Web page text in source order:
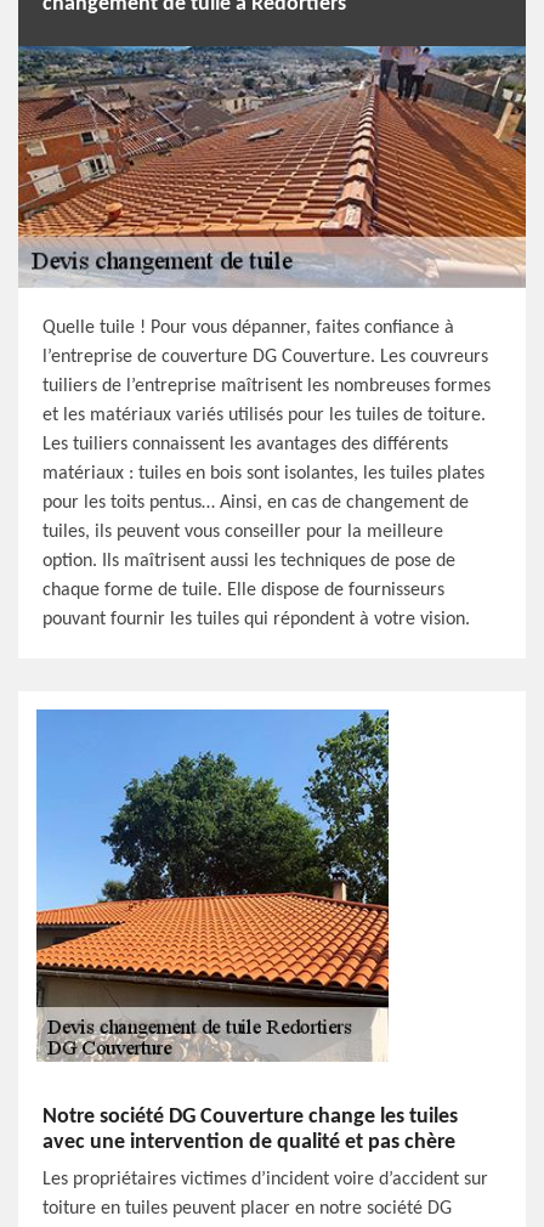
Quelle tuile ! Pour vous dépanner, faites confiance à
l’entreprise de couverture DG Couverture. Les couvreurs
tuiliers de l’entreprise maîtrisent les nombreuses formes
et les matériaux variés utilisés pour les tuiles de toiture.
Les tuiliers connaissent les avantages des différents
matériaux : tuiles en bois sont isolantes, les tuiles plates
pour les toits pentus… Ainsi, en cas de changement de
tuiles, ils peuvent vous conseiller pour la meilleure
option. Ils maîtrisent aussi les techniques de pose de
chaque forme de tuile. Elle dispose de fournisseurs
pouvant fournir les tuiles qui répondent à votre vision.
Notre société DG Couverture change les tuiles
avec une intervention de qualité et pas chère
Les propriétaires victimes d’incident voire d’accident sur
toiture en tuiles peuvent placer en notre société DG